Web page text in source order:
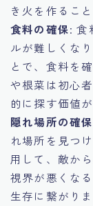
き火を作るこ
食料の確保: 食
ルが難しくな
とで、食料を
や根菜は初心
的に探す価値
隠れ場所の確保
れ場所を見つ
用して、敵か
視界が悪くな
生存に繋がりま